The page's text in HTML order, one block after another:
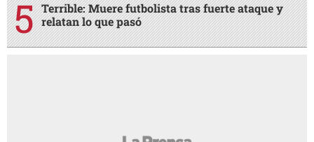
Terrible: Muere futbolista tras fuerte ataque y
relatan lo que pasó